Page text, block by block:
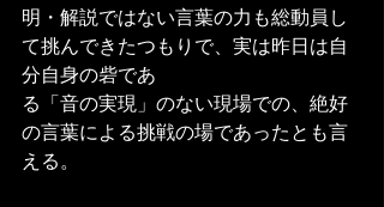
明・解説ではない言葉の力も総動員し
て挑んできたつもりで、実は昨日は自
分自身の砦であ
る「音の実現」のない現場での、絶好
の言葉による挑戦の場であったとも言
える。